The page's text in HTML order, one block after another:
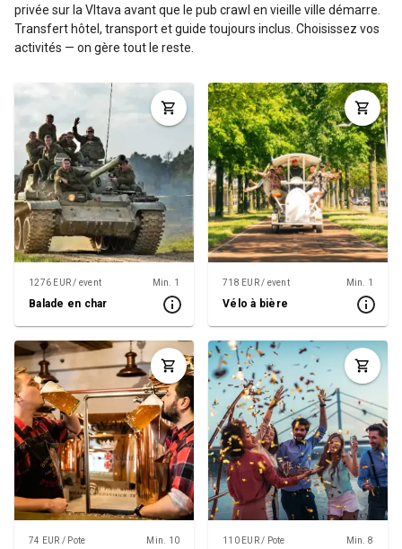
privée sur la Vltava avant que le pub crawl en vieille ville démarre.
Transfert hôtel, transport et guide toujours inclus. Choisissez vos
activités — on gère tout le reste.
1276 EUR / event Min. 1
Balade en char
718 EUR / event Min. 1
Vélo à bière
74 EUR / Pote Min. 10 110 EUR / Pote Min. 8